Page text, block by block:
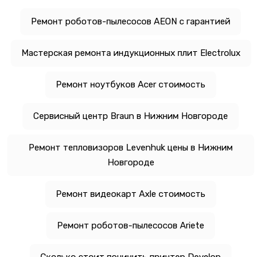
Ремонт роботов-пылесосов AEON с гарантией
Мастерская ремонта индукционных плит Electrolux
Ремонт ноутбуков Acer стоимость
Сервисный центр Braun в Нижним Новгороде
Ремонт тепловизоров Levenhuk цены в Нижним
Новгороде
Ремонт видеокарт Axle стоимость
Ремонт роботов-пылесосов Ariete